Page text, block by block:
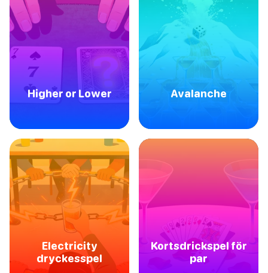
Higher or Lower Avalanche
Electricity
dryckesspel
Kortsdrickspel för
par